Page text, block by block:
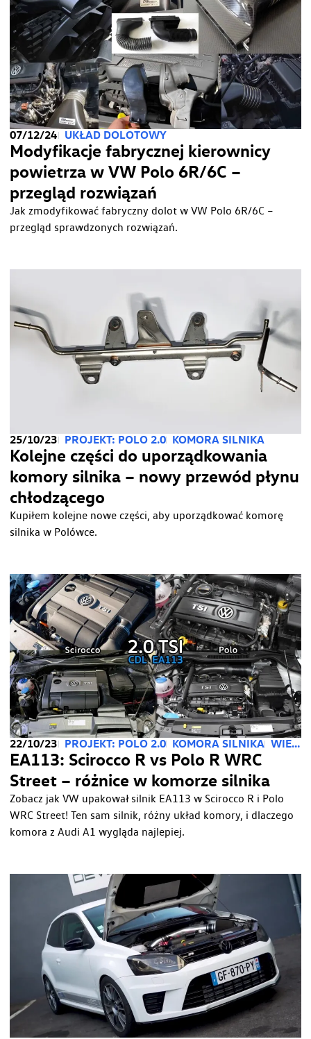
07/12/24 UKŁAD DOLOTOWY
Modyfikacje fabrycznej kierownicy
powietrza w VW Polo 6R/6C –
przegląd rozwiązań
Jak zmodyfikować fabryczny dolot w VW Polo 6R/6C –
przegląd sprawdzonych rozwiązań.
25/10/23 PROJEKT: POLO 2.0 KOMORA SILNIKA
Kolejne części do uporządkowania
komory silnika – nowy przewód płynu
chłodzącego
Kupiłem kolejne nowe części, aby uporządkować komorę
silnika w Polówce.
22/10/23 PROJEKT: POLO 2.0 KOMORA SILNIKA WIEDZA TECHNICZNA
EA113: Scirocco R vs Polo R WRC
Street – różnice w komorze silnika
Zobacz jak VW upakował silnik EA113 w Scirocco R i Polo
WRC Street! Ten sam silnik, różny układ komory, i dlaczego
komora z Audi A1 wygląda najlepiej.